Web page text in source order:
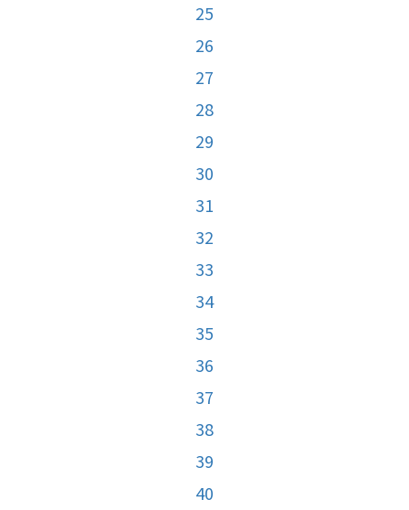
25
26
27
28
29
30
31
32
33
34
35
36
37
38
39
40